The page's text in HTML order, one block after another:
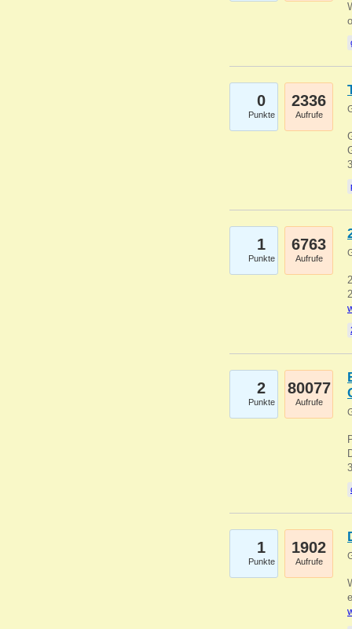
0
Punkte
2336
Aufrufe
1
Punkte
6763
Aufrufe
2
Punkte
80077
Aufrufe
1
Punkte
1902
Aufrufe